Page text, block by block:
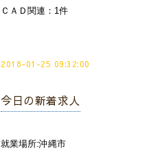
ＣＡＤ関連：1件
2018-01-25 09:32:00
今日の新着求人
就業場所:沖縄市